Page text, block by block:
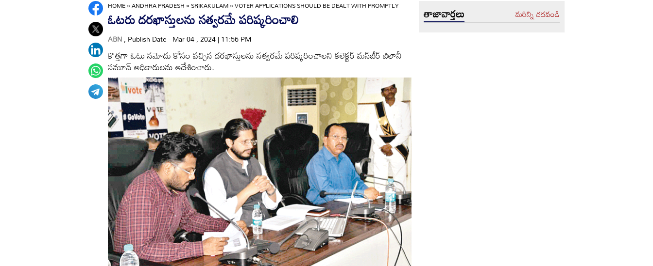
HOME»ANDHRA PRADESH»SRIKAKULAM»VOTER APPLICATIONS SHOULD BE DEALT WITH PROMPTLY
ఓటరు దరఖాస్తులను సత్వరమే పరిష్కరించాలి
ABN, Publish Date - Mar 04 , 2024 | 11:56 PM
కొత్తగా ఓటు నమోదు కోసం వచ్చిన దరఖాస్తులను సత్వరమే పరిష్కరించాలని కలెక్టర్‌ మన్‌జీర్‌ జిలానీ
సమూన్‌ అధికారులను ఆదేశించారు.
తాజావార్తలు మరిన్ని చదవండి